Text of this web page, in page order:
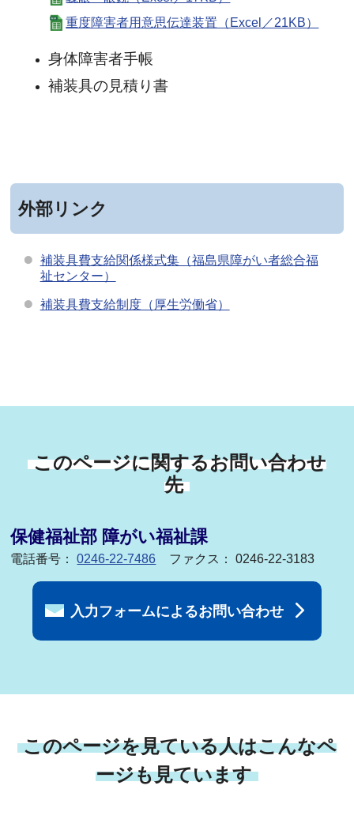
重度障害者用意思伝達装置（Excel／21KB）
身体障害者手帳
補装具の見積り書
外部リンク
補装具費支給関係様式集（福島県障がい者総合福
祉センター）
補装具費支給制度（厚生労働省）
このページに関するお問い合わせ
先
保健福祉部 障がい福祉課
電話番号：0246-22-7486 ファクス： 0246-22-3183
入力フォームによるお問い合わせ
このページを見ている人はこんなペ
ージも見ています